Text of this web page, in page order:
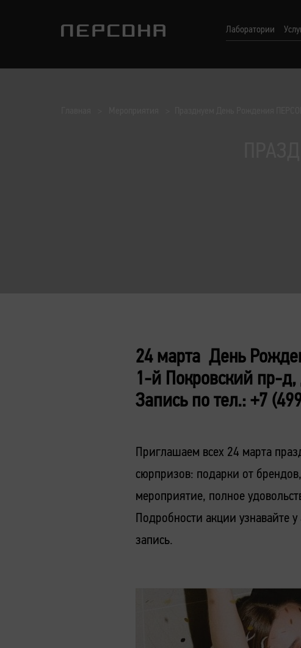
Лаборатории
24 марта День
1-й Покровский пр-
Запись по тел.: +7
Приглашаем всех 24 марта
сюрпризов: подарки от
мероприятие, полное
Подробности акции узнавайте
запись.